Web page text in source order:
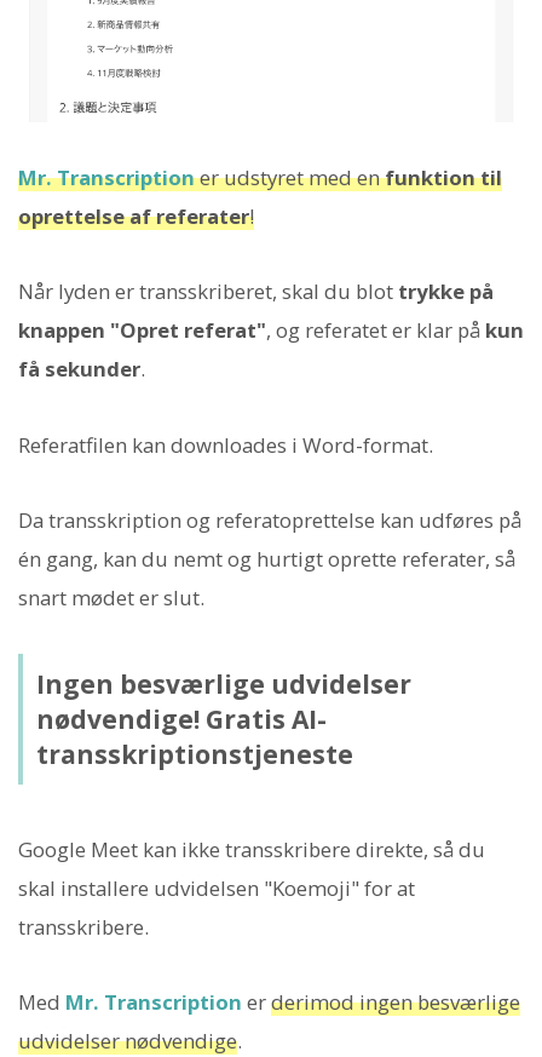
Mr. Transcriptioner udstyret med enfunktion til
oprettelse af referater!
Når lyden er transskriberet, skal du blot trykke på
knappen "Opret referat", og referatet er klar på kun
få sekunder.
Referatfilen kan downloades i Word-format.
Da transskription og referatoprettelse kan udføres på
én gang, kan du nemt og hurtigt oprette referater, så
snart mødet er slut.
Ingen besværlige udvidelser
nødvendige! Gratis AI-
transskriptionstjeneste
Google Meet kan ikke transskribere direkte, så du
skal installere udvidelsen "Koemoji" for at
transskribere.
Med Mr. Transcription erderimod ingen besværlige
udvidelser nødvendige.